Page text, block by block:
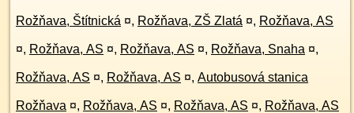
Rožňava, Štítnická ¤, Rožňava, ZŠ Zlatá ¤, Rožňava, AS
¤, Rožňava, AS ¤, Rožňava, AS ¤, Rožňava, Snaha ¤,
Rožňava, AS ¤, Rožňava, AS ¤, Autobusová stanica
Rožňava ¤, Rožňava, AS ¤, Rožňava, AS ¤, Rožňava, AS